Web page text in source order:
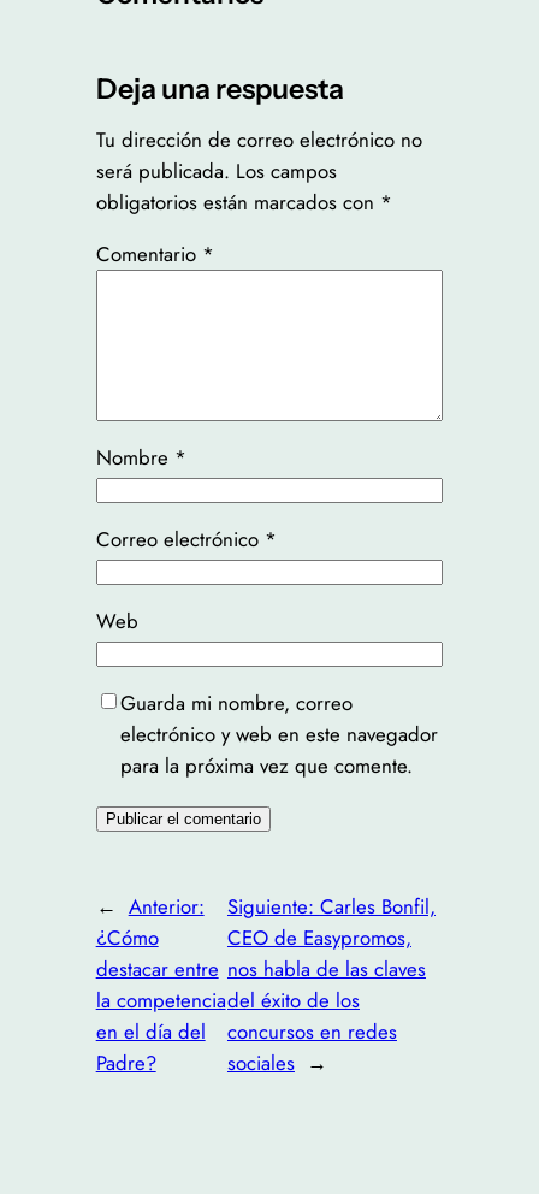
Deja una respuesta
Tu dirección de correo electrónico no
será publicada. Los campos
obligatorios están marcados con *
Comentario *
Nombre *
Correo electrónico *
Web
Guarda mi nombre, correo
electrónico y web en este navegador
para la próxima vez que comente.
← Anterior:
¿Cómo
destacar entre
la competencia
en el día del
Padre?
Siguiente: Carles Bonfil,
CEO de Easypromos,
nos habla de las claves
del éxito de los
concursos en redes
sociales →